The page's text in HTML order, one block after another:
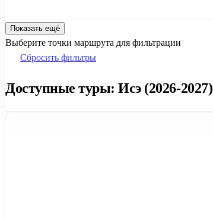
Показать ещё
Выберите точки маршрута для фильтрации
Сбросить фильтры
Доступные туры: Исэ (2026-2027)